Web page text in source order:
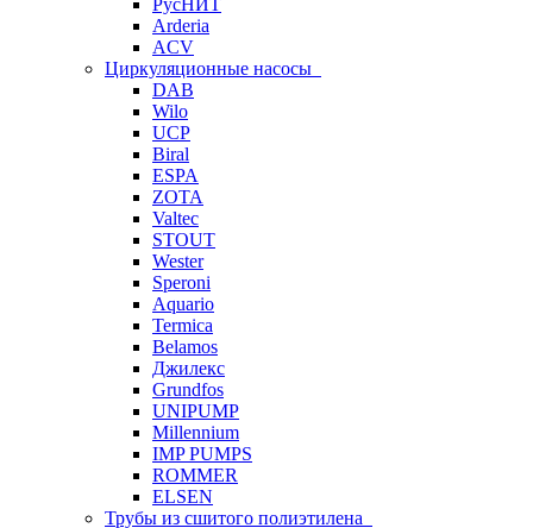
РусНИТ
Arderia
ACV
Циркуляционные насосы
DAB
Wilo
UCP
Biral
ESPA
ZOTA
Valtec
STOUT
Wester
Speroni
Aquario
Termica
Belamos
Джилекс
Grundfos
UNIPUMP
Millennium
IMP PUMPS
ROMMER
ELSEN
Трубы из сшитого полиэтилена